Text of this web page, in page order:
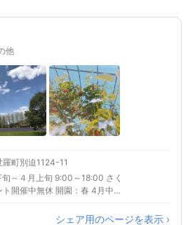
他
町別迫1124-11
～４月上旬 9:00～18:00 さく
ト開催中無休 開園：春 4月中旬
開園：夏 8月上旬～8月下旬
シェア用のページを表示 ›